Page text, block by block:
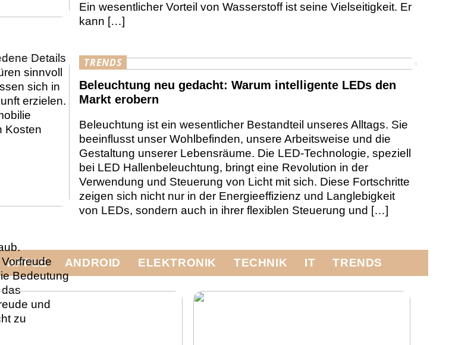
Details
sinnvoll
sich in
erzielen.
Kosten
Ein wesentlicher Vorteil von Wasserstoff ist seine Vielseitigkeit. Er
kann […]
Bedeutung
und
zu
TRENDS
Beleuchtung neu gedacht: Warum intelligente LEDs den
Markt erobern
Beleuchtung ist ein wesentlicher Bestandteil unseres Alltags. Sie
beeinflusst unser Wohlbefinden, unsere Arbeitsweise und die
Gestaltung unserer Lebensräume. Die LED-Technologie, speziell
bei LED Hallenbeleuchtung, bringt eine Revolution in der
Verwendung und Steuerung von Licht mit sich. Diese Fortschritte
zeigen sich nicht nur in der Energieeffizienz und Langlebigkeit
von LEDs, sondern auch in ihrer flexiblen Steuerung und […]
APPLE ANDROID ELEKTRONIK TECHNIK IT TRENDS